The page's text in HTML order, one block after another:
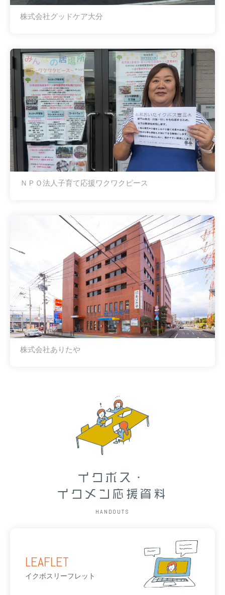
株式会社グッドケア大分
ＮＰＯ法人子育て応援ワクワクピース
株式会社ありたや
イクボス・
イクメン応援資料
HANDOUTS
LEAFLET
イクボスリーフレット